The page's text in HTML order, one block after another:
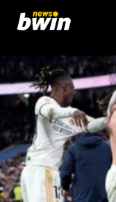
contenuto